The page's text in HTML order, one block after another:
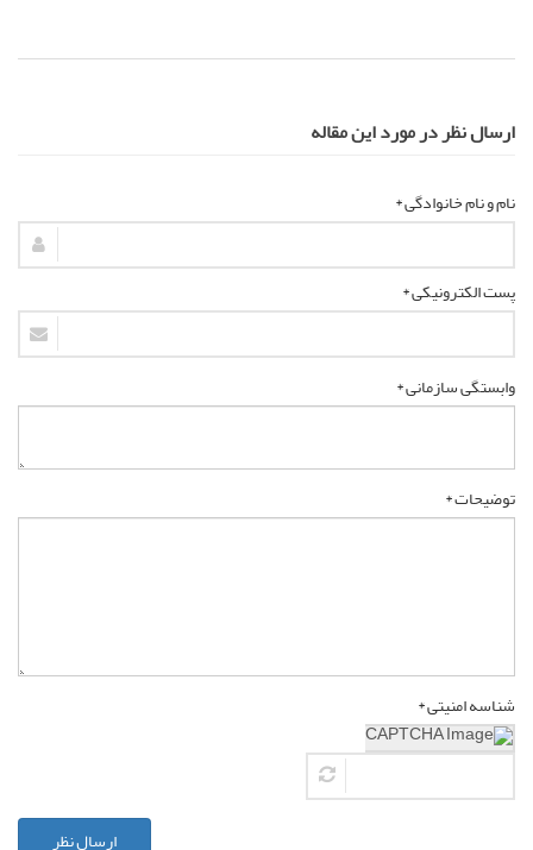
ارسال نظر در مورد این مقاله
نام و نام خانوادگی *
پست الکترونیکی *
وابستگی سازمانی *
توضیحات *
شناسه امنیتی *
ارسال نظر